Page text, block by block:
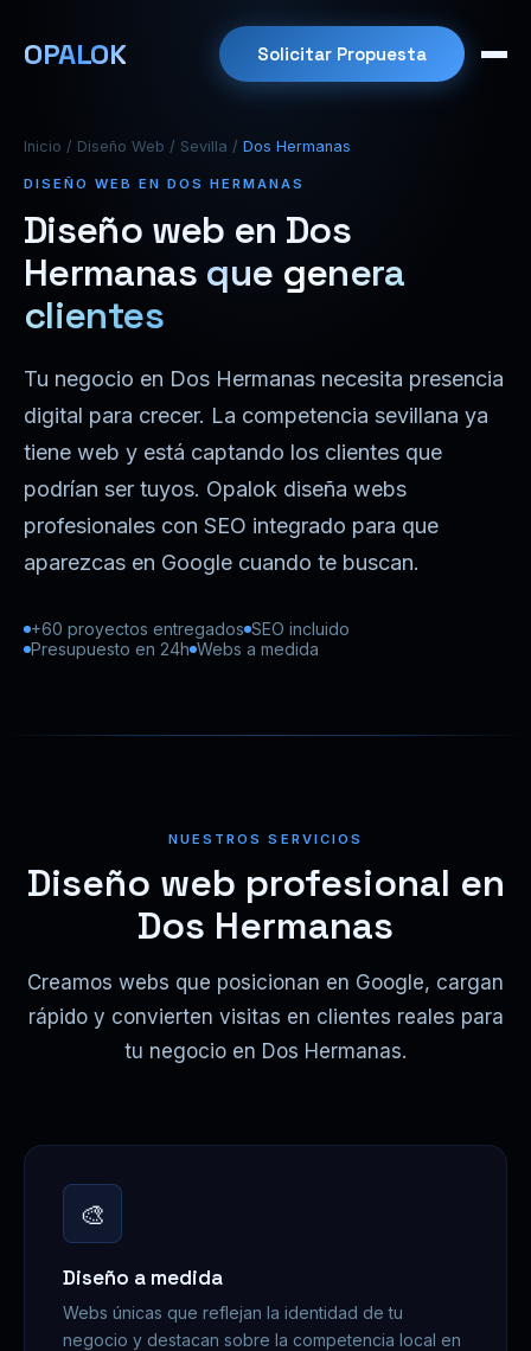
OPALOK Solicitar Propuesta
Inicio / Diseño Web / Sevilla / Dos Hermanas
DISEÑO WEB EN DOS HERMANAS
Diseño web en Dos
Hermanas que genera
clientes
Tu negocio en Dos Hermanas necesita presencia
digital para crecer. La competencia sevillana ya
tiene web y está captando los clientes que
podrían ser tuyos. Opalok diseña webs
profesionales con SEO integrado para que
aparezcas en Google cuando te buscan.
+60 proyectos entregados SEO incluido
Presupuesto en 24h Webs a medida
NUESTROS SERVICIOS
Diseño web profesional en
Dos Hermanas
Creamos webs que posicionan en Google, cargan
rápido y convierten visitas en clientes reales para
tu negocio en Dos Hermanas.
🎨
Diseño a medida
Webs únicas que reflejan la identidad de tu
negocio y destacan sobre la competencia local en